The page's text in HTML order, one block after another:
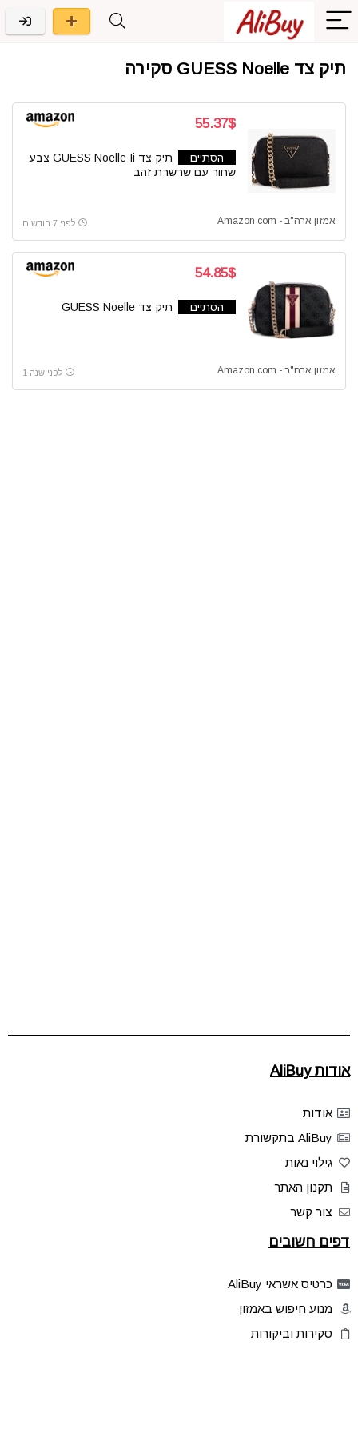
תיק צד GUESS Noelle סקירה
55.37$
הסתיים
תיק צד GUESS Noelle Ii צבע
שחור עם שרשרת זהב
אמזון ארה"ב - Amazon com לפני 7 חודשים
54.85$
הסתיים תיק צד GUESS Noelle
אמזון ארה"ב - Amazon com לפני שנה 1
אודות AliBuy
אודות
AliBuy בתקשורת
גילוי נאות
תקנון האתר
צור קשר
דפים חשובים
כרטיס אשראי AliBuy
מנוע חיפוש באמזון
סקירות וביקורות